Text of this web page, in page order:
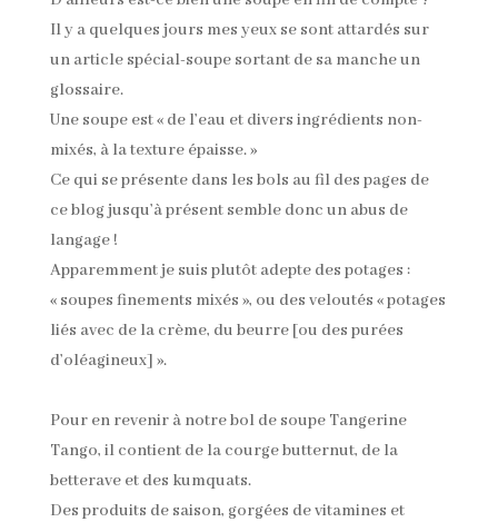
Il y a quelques jours mes yeux se sont attardés sur
un article spécial-soupe sortant de sa manche un
glossaire.
Une soupe est « de l’eau et divers ingrédients non-
mixés, à la texture épaisse. »
Ce qui se présente dans les bols au fil des pages de
ce blog jusqu’à présent semble donc un abus de
langage !
Apparemment je suis plutôt adepte des potages :
« soupes finements mixés », ou des veloutés « potages
liés avec de la crème, du beurre [ou des purées
d’oléagineux] ».
Pour en revenir à notre bol de soupe Tangerine
Tango, il contient de la courge butternut, de la
betterave et des kumquats.
Des produits de saison, gorgées de vitamines et